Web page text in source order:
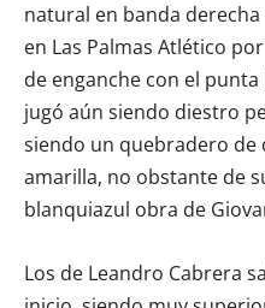
natural en banda
en Las Palmas Atlético
de enganche con el
jugó aún siendo diestro
siendo un quebradero de
amarilla, no obstante de
blanquiazul obra de
Los de Leandro Cabrera